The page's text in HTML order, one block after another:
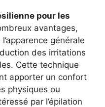
pour les
avantages,
générale
des irritations
Cette technique
apporter un confort
physiques ou
par l’épilation